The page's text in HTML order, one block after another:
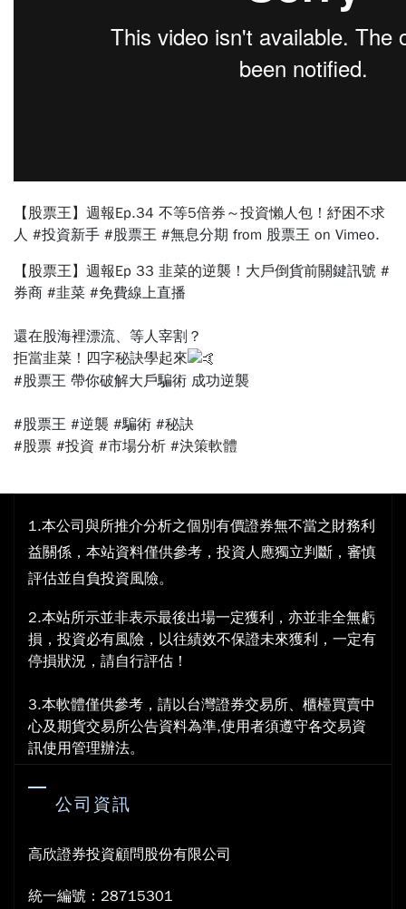
【股票王】週報Ep.34 不等5倍券～投資懶人包！紓困不求
人 #投資新手 #股票王 #無息分期 from 股票王 on Vimeo.
【股票王】週報Ep 33 韭菜的逆襲！大戶倒貨前關鍵訊號 #
券商 #韭菜 #免費線上直播
還在股海裡漂流、等人宰割？
拒當韭菜！四字秘訣學起來
#股票王 帶你破解大戶騙術 成功逆襲
#股票王 #逆襲 #騙術 #秘訣
#股票 #投資 #市場分析 #決策軟體
1.本公司與所推介分析之個別有價證券無不當之財務利
益關係，本站資料僅供參考，投資人應獨立判斷，審慎
評估並自負投資風險。
2.本站所示並非表示最後出場一定獲利，亦並非全無虧
損，投資必有風險，以往績效不保證未來獲利，一定有
停損狀況，請自行評估！
3.本軟體僅供參考，請以台灣證券交易所、櫃檯買賣中
心及期貨交易所公告資料為準,使用者須遵守各交易資
訊使用管理辦法。
公司資訊
高欣證券投資顧問股份有限公司
統一編號：28715301